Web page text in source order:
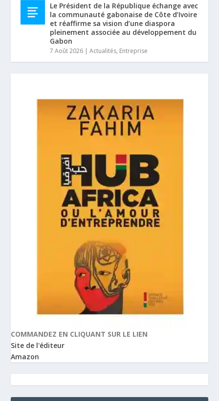
Le Président de la République échange avec
la communauté gabonaise de Côte d’Ivoire
et réaffirme sa vision d’une diaspora
pleinement associée au développement du
Gabon
7 Août 2026 |Actualités, Entreprise
COMMANDEZ EN CLIQUANT SUR LE LIEN
Site de l'éditeur
Amazon